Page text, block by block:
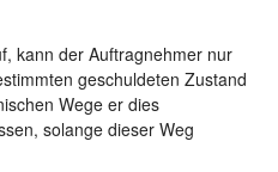
kann der Auftragnehmer nur
geschuldeten Zustand
Wege er dies
solange dieser Weg